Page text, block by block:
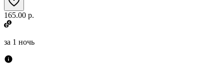
165.00 р.
за 1 ночь